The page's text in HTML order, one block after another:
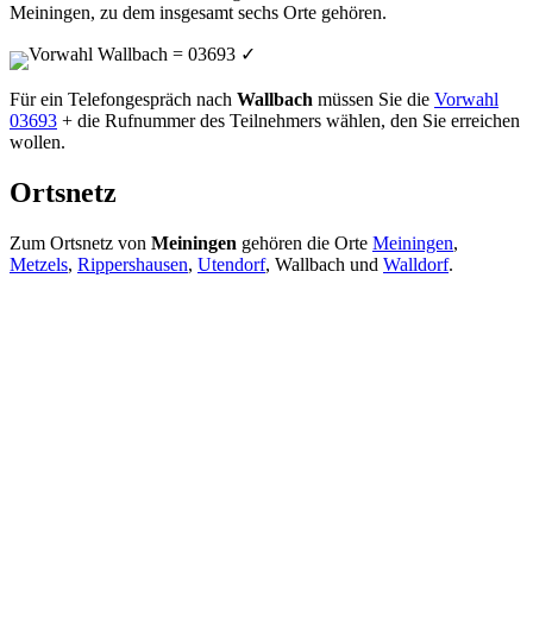
Meiningen, zu dem insgesamt sechs Orte gehören.
Vorwahl Wallbach = 03693 ✓
Für ein Telefongespräch nach Wallbach müssen Sie die Vorwahl
03693 + die Rufnummer des Teilnehmers wählen, den Sie erreichen
wollen.
Ortsnetz
Zum Ortsnetz von Meiningen gehören die Orte Meiningen,
Metzels, Rippershausen, Utendorf, Wallbach und Walldorf.